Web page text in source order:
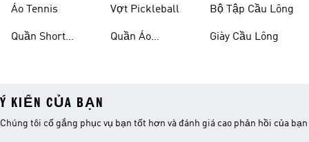
Áo Tennis
Quần Short
Vợt Pickleball
Quần Áo
Bộ Tập Cầu Lông
Giày Cầu Lông
Ý KIẾN CỦA BẠN
Chúng tôi cố gắng phục vụ bạn tốt hơn và đánh giá cao phản hồi của bạn